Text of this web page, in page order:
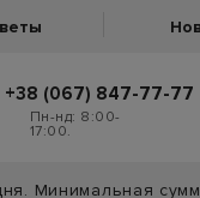
+38 (067) 847-77-77
Пн-нд: 8:00-
17:00.
Минимальная